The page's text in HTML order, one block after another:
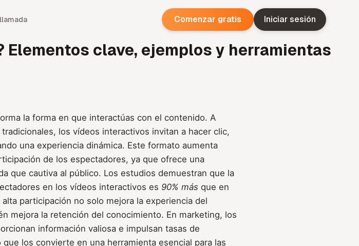
Comenzar gratis Iniciar sesión
Elementos clave, ejemplos y herramientas
la forma en que interactúas con el contenido. A
los vídeos interactivos invitan a hacer clic,
una experiencia dinámica. Este formato aumenta
de los espectadores, ya que ofrece una
que cautiva al público. Los estudios demuestran que la
en los vídeos interactivos es 90% más que en
participación no solo mejora la experiencia del
mejora la retención del conocimiento. En marketing, los
información valiosa e impulsan tasas de
los convierte en una herramienta esencial para las